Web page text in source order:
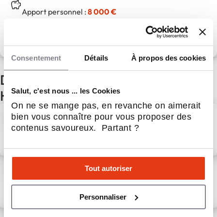
Consentement Détails À propos des cookies
Salut, c'est nous ... les Cookies
On ne se mange pas, en revanche on aimerait
bien vous connaître pour vous proposer des
contenus savoureux. Partant ?
Tout autoriser
Personnaliser
Apport personnel :8 000 €
D'autres actualités du secteur
Habitat & Bâtiment
Avenir Rénovations et
Evalutoo : un partenariat en
énergétique
28 Mar 2024Habitat & Bâtiment
Première Piscine en
autonomie totale pour notre
franchise NaturaSwim
d’Avignon !💪
20 Mai 2025Habitat & Bâtiment